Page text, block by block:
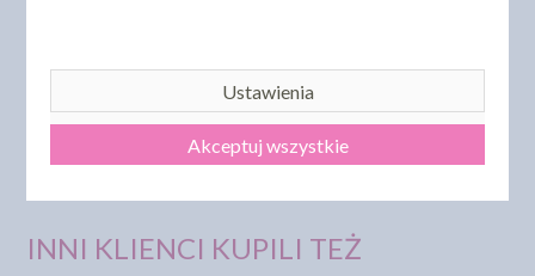
DODAJ SWOJĄ OPINIĘ
INNI KLIENCI KUPILI TEŻ
Ustawienia
Akceptuj wszystkie